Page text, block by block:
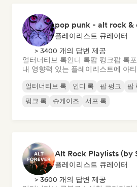
pop punk - alt rock &
플레이리스트 큐레이터
> 3400 개의 답변 제공
얼터너티브 록인디 록팝 펑크팝 록
내 영향력 있는 플레이리스트에 아
얼터너티브 록 인디 록 팝 펑크 팝
펑크 록
슈게이즈 서프 록
Alt Rock Playlists (by
플레이리스트 큐레이터
> 3600 개의 답변 제공